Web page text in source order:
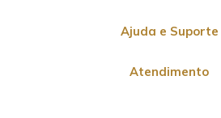
Ajuda e Suporte
Atendimento